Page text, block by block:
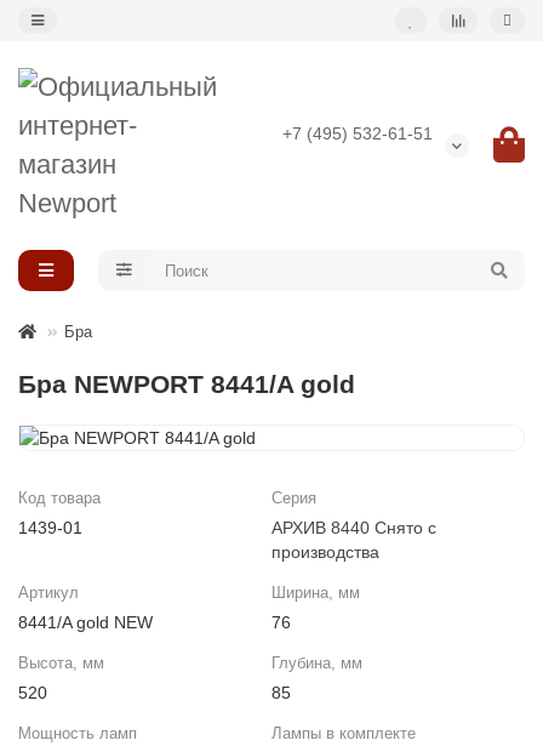
+7 (495) 532-61-51
Назад
Подвесные светильники
Потолочные светильники
Светильник-кольцо
Большие светильники (второй свет)
Композиции светильников
Бра
Бра NEWPORT 8441/A gold
Код товара
1439-01
Серия
АРХИВ 8440 Снято с
производства
Артикул
8441/A gold NEW
Ширина, мм
76
Высота, мм
520
Глубина, мм
85
Мощность ламп Лампы в комплекте